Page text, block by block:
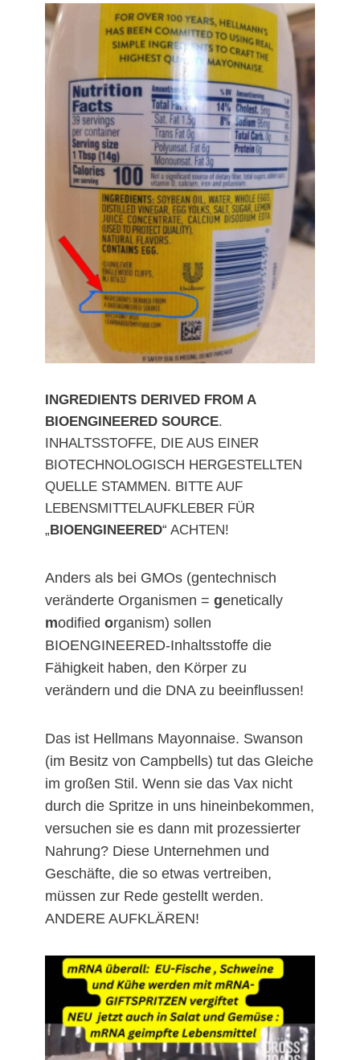
INGREDIENTS DERIVED FROM A
BIOENGINEERED SOURCE.
INHALTSSTOFFE, DIE AUS EINER
BIOTECHNOLOGISCH HERGESTELLTEN
QUELLE STAMMEN. BITTE AUF
LEBENSMITTELAUFKLEBER FÜR
„BIOENGINEERED“ ACHTEN!
Anders als bei GMOs (gentechnisch
veränderte Organismen = genetically
modified organism) sollen
BIOENGINEERED-Inhaltsstoffe die
Fähigkeit haben, den Körper zu
verändern und die DNA zu beeinflussen!
Das ist Hellmans Mayonnaise. Swanson
(im Besitz von Campbells) tut das Gleiche
im großen Stil. Wenn sie das Vax nicht
durch die Spritze in uns hineinbekommen,
versuchen sie es dann mit prozessierter
Nahrung? Diese Unternehmen und
Geschäfte, die so etwas vertreiben,
müssen zur Rede gestellt werden.
ANDERE AUFKLÄREN!